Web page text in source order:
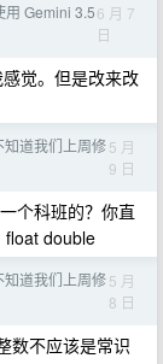
用 Gemini 3.56 月 7
日
觉。但是改来改
道我们上周修5 月
9 日
个科班的？你直
float double
道我们上周修5 月
8 日
数不应该是常识